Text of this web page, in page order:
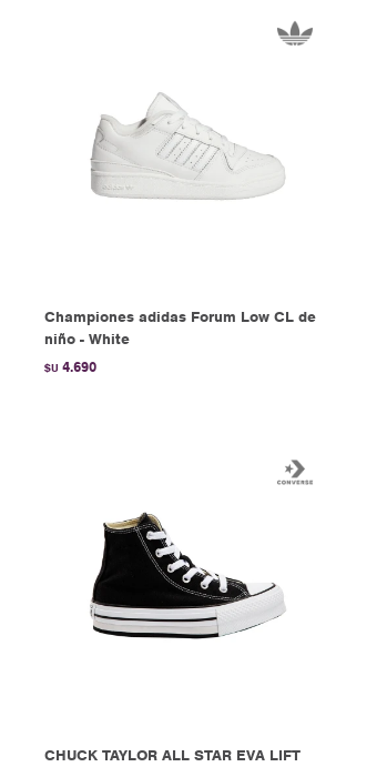
Championes adidas Forum Low CL de
niño - White
$U 4.690
CHUCK TAYLOR ALL STAR EVA LIFT